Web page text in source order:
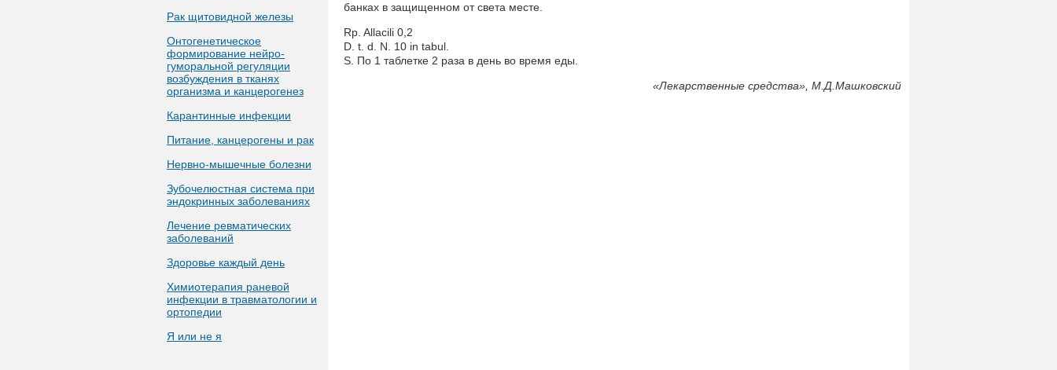
Рак щитовидной железы
Онтогенетическое
формирование нейро-
гуморальной регуляции
возбуждения в тканях
организма и канцерогенез
Карантинные инфекции
Питание, канцерогены и рак
Нервно-мышечные болезни
Зубочелюстная система при
эндокринных заболеваниях
Лечение ревматических
заболеваний
Здоровье каждый день
Химиотерапия раневой
инфекции в травматологии и
ортопедии
Я или не я
банках в защищенном от света месте.
Rp. Allacili 0,2
D. t. d. N. 10 in tabul.
S. По 1 таблетке 2 раза в день во время еды.
«Лекарственные средства», М.Д.Машковский